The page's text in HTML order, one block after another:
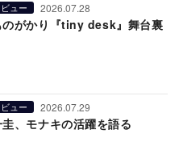
ュー 2026.07.28
のがかり『tiny desk』舞台裏
ュー 2026.07.29
、モナキの活躍を語る